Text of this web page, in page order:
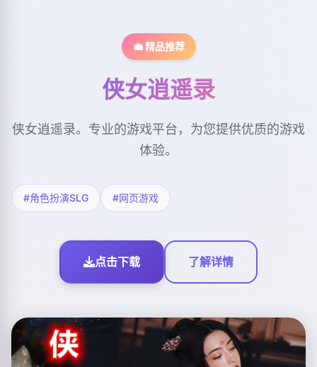
💼 精品推荐
侠女逍遥录
侠女逍遥录。专业的游戏平台，为您提供优质的游戏
体验。
#角色扮演SLG #网页游戏
点击下载 了解详情